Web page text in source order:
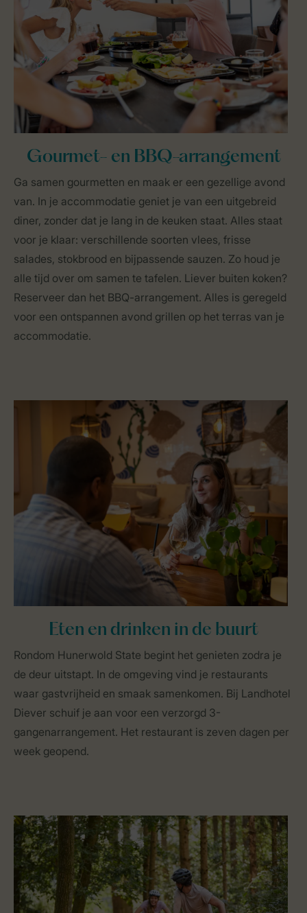
Gourmet- en BBQ-arrangement
Ga samen gourmetten en maak er een gezellige avond
van. In je accommodatie geniet je van een uitgebreid
diner, zonder dat je lang in de keuken staat. Alles staat
voor je klaar: verschillende soorten vlees, frisse
salades, stokbrood en bijpassende sauzen. Zo houd je
alle tijd over om samen te tafelen. Liever buiten koken?
Reserveer dan het BBQ-arrangement. Alles is geregeld
voor een ontspannen avond grillen op het terras van je
accommodatie.
Eten en drinken in de buurt
Rondom Hunerwold State begint het genieten zodra je
de deur uitstapt. In de omgeving vind je restaurants
waar gastvrijheid en smaak samenkomen. Bij Landhotel
Diever schuif je aan voor een verzorgd 3-
gangenarrangement. Het restaurant is zeven dagen per
week geopend.